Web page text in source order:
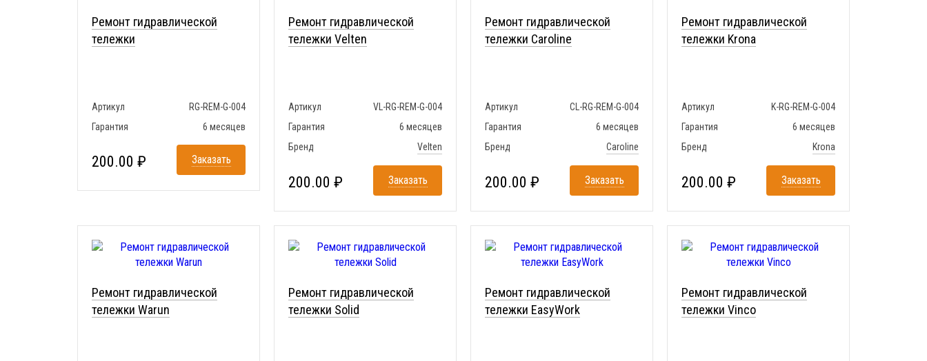
Ремонт гидравлической
тележки
Артикул
RG-REM-G-004
Гарантия
6 месяцев
200.00 ₽ Заказать
Ремонт гидравлической
тележки Velten
Артикул
VL-RG-REM-G-004
Гарантия
6 месяцев
Бренд
Velten
200.00 ₽ Заказать
Ремонт гидравлической
тележки Caroline
Артикул
CL-RG-REM-G-004
Гарантия
6 месяцев
Бренд
Caroline
200.00 ₽ Заказать
Ремонт гидравлической
тележки Krona
Артикул
K-RG-REM-G-004
Гарантия
6 месяцев
Бренд
Krona
200.00 ₽ Заказать
Ремонт гидравлической
тележки Warun
Ремонт гидравлической
тележки Solid
Ремонт гидравлической
тележки EasyWork
Ремонт гидравлической
тележки Vinco